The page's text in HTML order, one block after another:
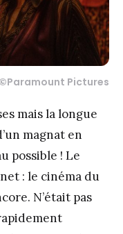
©Paramount Pictures
mais la longue
magnat en
possible ! Le
: le cinéma du
N’était pas